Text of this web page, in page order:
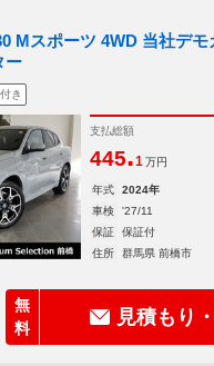
Mスポーツ 4WD 当社デ
ー
き
支払総額
445.1 万円
年式 2024年
車検
'27/11
保証
保証付
住所
群馬県 前橋市
無
料
見積もり